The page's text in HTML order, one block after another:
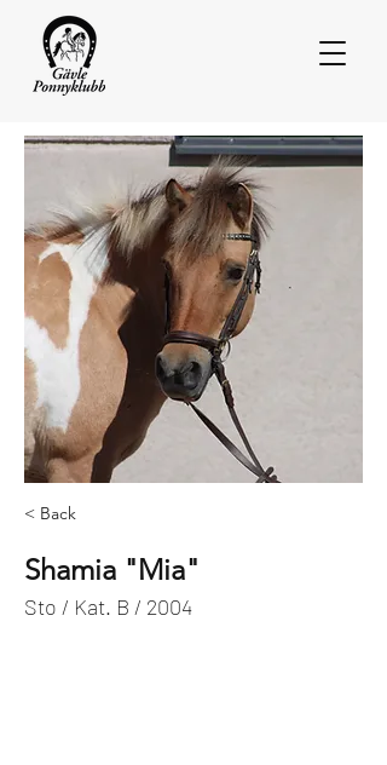
< Back
Shamia "Mia"
Sto / Kat. B / 2004